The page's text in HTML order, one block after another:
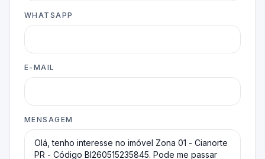
WHATSAPP
E-MAIL
MENSAGEM